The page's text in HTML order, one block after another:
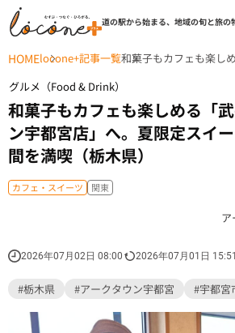
道の駅から始まる、地域の旬と旅の
HOMElocone+記事一覧和菓子もカフェも楽し
グルメ（Food & Drink）
和菓子もカフェも楽しめる「
ン宇都宮店」へ。夏限定スイ
間を満喫（栃木県）
カフェ・スイーツ 関東
ア
2026年07月02日 08:00 2026年07月01日 15:51
#栃木県 #アークタウン宇都宮 #宇都宮